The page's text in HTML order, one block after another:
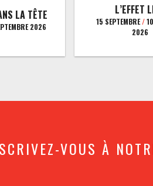
LA TÊTE
2026
L’EFFET
15 SEPTEMBRE/
2026
VOUS À